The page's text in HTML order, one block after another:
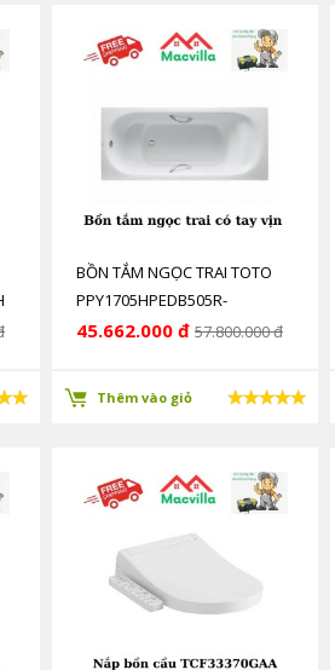
BỒN TẮM NGỌC TRAI TOTO
PPY1705HPEDB505R-
3BTVBF412
45.662.000 đ 57.800.000 đ
Thêm vào giỏ